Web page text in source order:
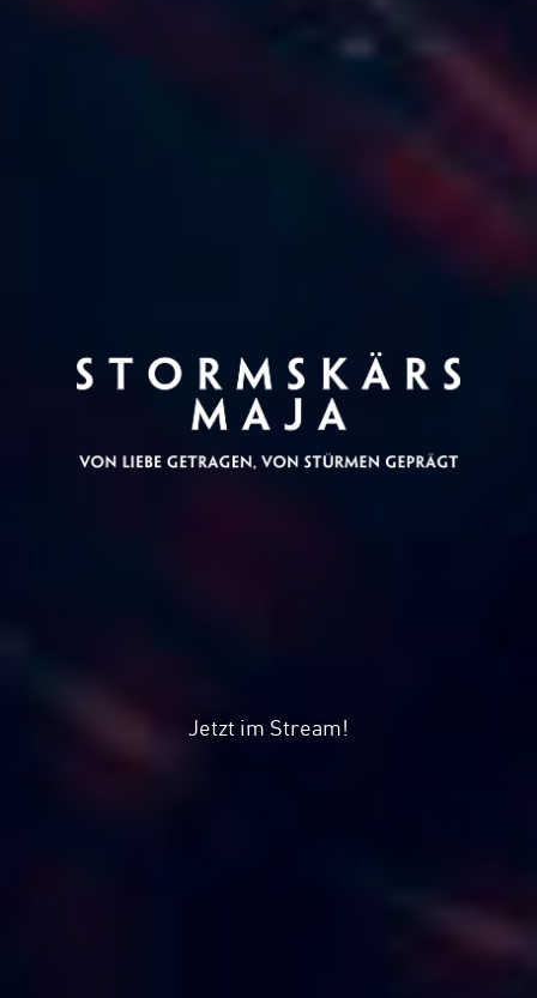
Jetzt im Stream!